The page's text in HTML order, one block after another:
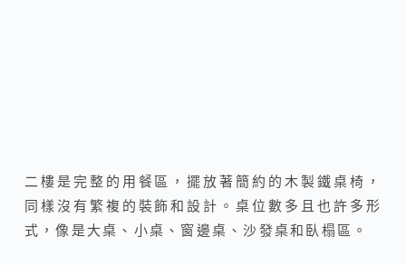
二樓是完整的用餐區，擺放著簡約的木製鐵桌椅，
同樣沒有繁複的裝飾和設計。桌位數多且也許多形
式，像是大桌、小桌、窗邊桌、沙發桌和臥榻區。